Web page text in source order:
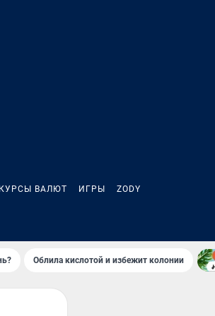
ВАЛЮТ ИГРЫ ZODY
Облила кислотой и избежит колонии